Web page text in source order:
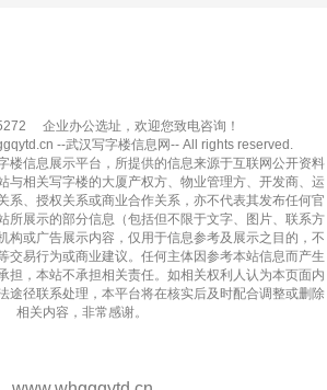
企业办公选址，欢迎您致电咨询！
--武汉写字楼信息网-- All rights reserved.
楼信息展示平台，所提供的信息来源于互联网公开资料
与相关写字楼的大厦产权方、物业管理方、开发商、运
系、授权关系或商业合作关系，亦不代表其发布任何官
所展示的部分信息（包括但不限于文字、图片、联系方
构或广告展示内容，仅用于信息参考及展示之目的，不
交易行为或商业建议。任何主体因参考本站信息而产生
担，本站不承担相关责任。如相关权利人认为本页面内
途径联系处理，本平台将在核实后及时配合调整或删除
相关内容，非常感谢。